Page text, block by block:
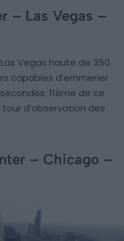
– Las Vegas –
Vegas haute de 350
capables d’emmener
11ème de ce
d’observation des
– Chicago –